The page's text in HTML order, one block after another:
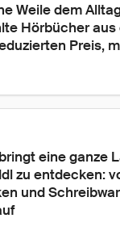
Weile dem
Hörbücher
Preis,
eine ganze
zu entdecken:
und